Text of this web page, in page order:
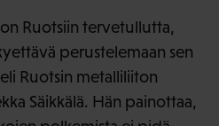
Ruotsiin tervetullutta,
perustelemaan sen
Ruotsin metalliliiton
Säikkälä. Hän painottaa,